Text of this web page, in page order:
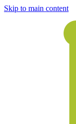
Skip to main content